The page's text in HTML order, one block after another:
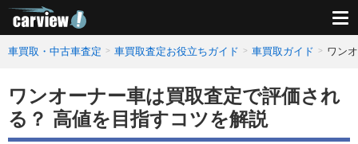
車買取・中古車査定 車買取査定お役立ちガイド 車買取ガイド ワン
ワンオーナー車は買取査定で評価され
る？ 高値を目指すコツを解説